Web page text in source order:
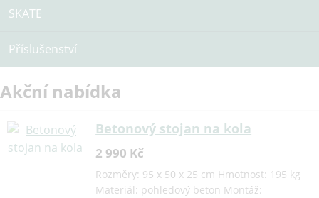
SKATE
Příslušenství
Akční nabídka
Betonový stojan na kola
2 990 Kč
Rozměry: 95 x 50 x 25 cm Hmotnost: 195 kg
Materiál: pohledový beton Montáž: